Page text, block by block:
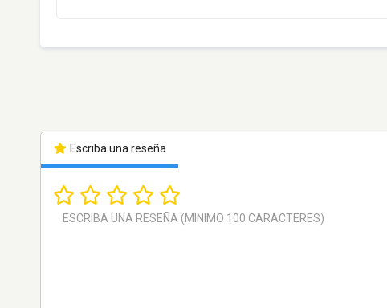
Escriba una reseña